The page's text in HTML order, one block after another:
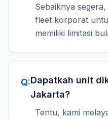
Sebaiknya
fleet korporat
memiliki limitasi
Q:Dapatkah unit
Jakarta?
Tentu, kami